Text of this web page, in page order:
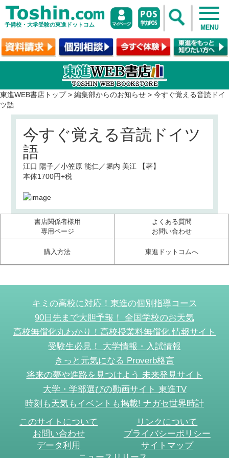
予備校・大学受験の東進ドットコム MENU
東進WEB書店トップ> 編集部からのお知らせ > 今すぐ覚える音読ドイ
ツ語
今すぐ覚える音読ドイツ
語
江口 陽子／小笠原 能仁／堀内 美江 【著】
本体1700円+税
書店関係者様用
専用ページ
よくある質問
お問い合わせ
購入方法 東進ドットコムへ
キミの高校に対応！東進の個別指導コース
90日先まで大胆予報！ 全国学校のお天気
高校無償化丸わかり！高校授業料無償化 情報サイト
受験生必見！ 大学情報・入試情報
きっと元気になる Proverb格言
将来の夢や進路を見つけよう 未来発見サイト
大学・学部選びの動画サイト 東進TV
時刻も天気もイベントも掲載! ナガセ世界時計
このサイトについて
リンクについて
お問い合わせ
プライバシーポリシー
データ利用
サイトマップ